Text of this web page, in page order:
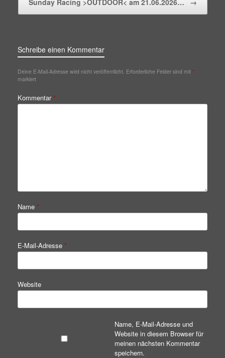
Schreibe einen Kommentar
Deine E-Mail-Adresse wird nicht veröffentlicht. Erforderliche Felder sind mit *
markiert
Kommentar*
Name *
E-Mail-Adresse *
Website
Name, E-Mail-Adresse und
Website in diesem Browser für
meinen nächsten Kommentar
speichern.